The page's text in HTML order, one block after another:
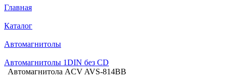
Главная
Каталог
Автомагнитолы
Автомагнитолы 1DIN без CD
Автомагнитола ACV AVS-814BB